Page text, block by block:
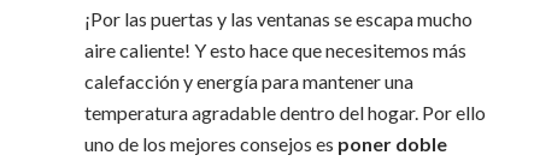
¡Por las puertas y las ventanas se escapa mucho
aire caliente! Y esto hace que necesitemos más
calefacción y energía para mantener una
temperatura agradable dentro del hogar. Por ello
uno de los mejores consejos es poner doble